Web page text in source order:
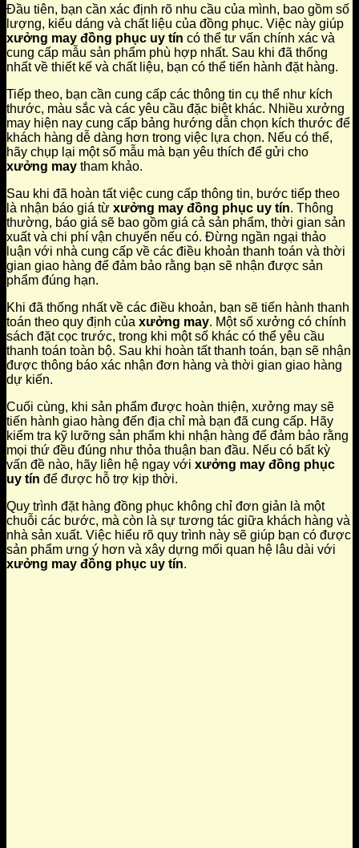
Đầu tiên, bạn cần xác định rõ nhu cầu của mình, bao gồm số
lượng, kiểu dáng và chất liệu của đồng phục. Việc này giúp
xưởng may đồng phục uy tín có thể tư vấn chính xác và
cung cấp mẫu sản phẩm phù hợp nhất. Sau khi đã thống
nhất về thiết kế và chất liệu, bạn có thể tiến hành đặt hàng.
Tiếp theo, bạn cần cung cấp các thông tin cụ thể như kích
thước, màu sắc và các yêu cầu đặc biệt khác. Nhiều xưởng
may hiện nay cung cấp bảng hướng dẫn chọn kích thước để
khách hàng dễ dàng hơn trong việc lựa chọn. Nếu có thể,
hãy chụp lại một số mẫu mà bạn yêu thích để gửi cho
xưởng may tham khảo.
Sau khi đã hoàn tất việc cung cấp thông tin, bước tiếp theo
là nhận báo giá từ xưởng may đồng phục uy tín. Thông
thường, báo giá sẽ bao gồm giá cả sản phẩm, thời gian sản
xuất và chi phí vận chuyển nếu có. Đừng ngần ngại thảo
luận với nhà cung cấp về các điều khoản thanh toán và thời
gian giao hàng để đảm bảo rằng bạn sẽ nhận được sản
phẩm đúng hạn.
Khi đã thống nhất về các điều khoản, bạn sẽ tiến hành thanh
toán theo quy định của xưởng may. Một số xưởng có chính
sách đặt cọc trước, trong khi một số khác có thể yêu cầu
thanh toán toàn bộ. Sau khi hoàn tất thanh toán, bạn sẽ nhận
được thông báo xác nhận đơn hàng và thời gian giao hàng
dự kiến.
Cuối cùng, khi sản phẩm được hoàn thiện, xưởng may sẽ
tiến hành giao hàng đến địa chỉ mà bạn đã cung cấp. Hãy
kiểm tra kỹ lưỡng sản phẩm khi nhận hàng để đảm bảo rằng
mọi thứ đều đúng như thỏa thuận ban đầu. Nếu có bất kỳ
vấn đề nào, hãy liên hệ ngay với xưởng may đồng phục
uy tín để được hỗ trợ kịp thời.
Quy trình đặt hàng đồng phục không chỉ đơn giản là một
chuỗi các bước, mà còn là sự tương tác giữa khách hàng và
nhà sản xuất. Việc hiểu rõ quy trình này sẽ giúp bạn có được
sản phẩm ưng ý hơn và xây dựng mối quan hệ lâu dài với
xưởng may đồng phục uy tín.